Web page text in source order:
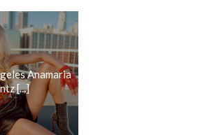
Anamaria
[...]